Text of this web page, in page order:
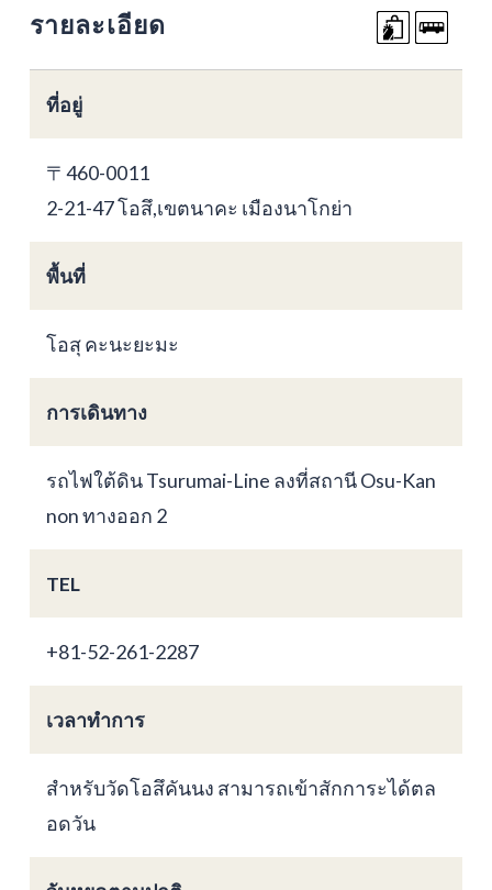
รายละเอียด
ที่อยู่
〒460-0011
2-21-47 โอสึ,เขตนาคะ เมืองนาโกย่า
พื้นที่
โอสุ คะนะยะมะ
การเดินทาง
รถไฟใต้ดิน Tsurumai-Line ลงที่สถานี Osu-Kan
non ทางออก 2
TEL
+81-52-261-2287
เวลาทำการ
สำหรับวัดโอสึคันนง สามารถเข้าสักการะได้ตล
อดวัน